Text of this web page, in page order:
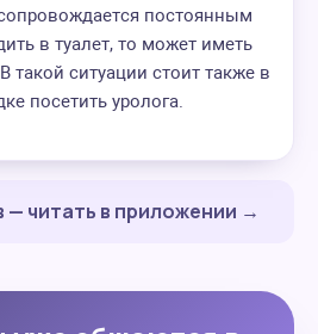
постоянным
в туалет, то может иметь
такой ситуации стоит также в
посетить уролога.
— читать в приложении →